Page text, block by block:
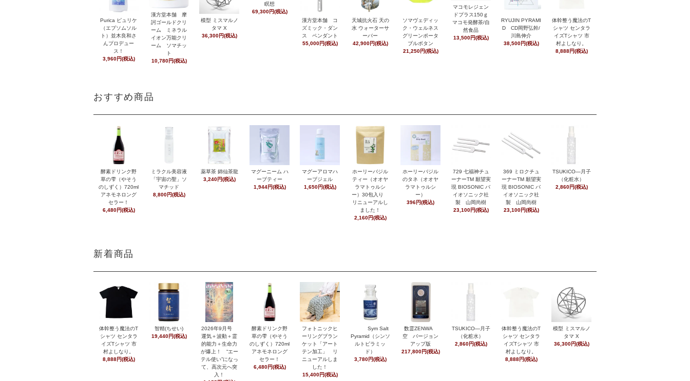
Purica ピュリケ
（エプソムソル
ト）並木良和さ
んプロデュー
ス！
3,960円(税込)
漢方堂本舗 摩
訶ゴールドクリ
ーム ミネラル
イオン万能クリ
ーム ソマチッ
ト
10,780円(税込)
模型 ミスマルノ
タマ X
36,300円(税込)
瞑想
69,300円(税込)
漢方堂本舗 コ
ズミック・ダン
ス ペンダント
55,000円(税込)
天城抗火石 天の
水 ウォーターサ
ーバー
42,900円(税込)
ソマヴェディッ
ク・ウェルネス
グリーンポータ
ブルボタン
21,250円(税込)
マコモレジェン
ドプラス150ｇ
マコモ発酵茶/自
然食品
13,500円(税込)
RYUJIN PYRAMI
D CD岡野弘幹/
川島伸介
38,500円(税込)
体幹整う魔法のT
シャツ センタラ
イズTシャツ 市
村よしなり。
8,888円(税込)
おすすめ商品
酵素ドリンク野
草の雫（やそう
のしずく）720ml
アネモネロング
セラー！
6,480円(税込)
ミラクル美容液
「宇宙の聖」ソ
マチッド
8,800円(税込)
薬草茶 錦仙茶龍
3,240円(税込)
マグーニーム ハ
ーブティー
1,944円(税込)
マグーアロマハ
ーブジェル
1,650円(税込)
ホーリーバジル
ティー（オオヤ
ラマトゥルシ
ー）30包入り
リニューアルし
ました！
2,160円(税込)
ホーリーバジル
のタネ（オオヤ
ラマトゥルシ
ー）
396円(税込)
729 七福神チュ
ーナーTM 願望実
現 BIOSONIC バ
イオソニック社
製 山岡尚樹
23,100円(税込)
369 ミロクチュ
ーナーTM 願望実
現 BIOSONIC バ
イオソニック社
製 山岡尚樹
23,100円(税込)
TSUKICO―月子
（化粧水）
2,860円(税込)
新着商品
体幹整う魔法のT
シャツ センタラ
イズTシャツ 市
村よしなり。
8,888円(税込)
智精(ちせい)
19,440円(税込)
2026年9月号
運気＋波動＋霊
的能力＋生命力
が爆上！ “エー
テル使い”になっ
て、高次元へ突
入！
酵素ドリンク野
草の雫（やそう
のしずく）720ml
アネモネロング
セラー！
6,480円(税込)
フォトニックヒ
ーリングブラン
ケット「アート
テン加工」 リ
ニューアルしま
した！
15,400円(税込)
Sym Salt
Pyramid（シンソ
ルトピラミッ
ド）
3,780円(税込)
数霊ZENWA
空 バージョン
アップ版
217,800円(税込)
TSUKICO―月子
（化粧水）
2,860円(税込)
体幹整う魔法のT
シャツ センタラ
イズTシャツ 市
村よしなり。
8,888円(税込)
模型 ミスマルノ
タマ X
36,300円(税込)